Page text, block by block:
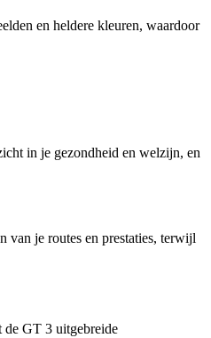
en heldere kleuren, waardoor
in je gezondheid en welzijn, en
van je routes en prestaties, terwijl
de GT 3 uitgebreide